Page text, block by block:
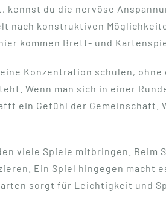
du die nervöse
nach konstruktiven
kommen Brett- und
Konzentration schulen,
Wenn man sich in einer
ein Gefühl der
viele Spiele mitbringen. Beim
Ein Spiel hingegen macht
sorgt für Leichtigkeit und